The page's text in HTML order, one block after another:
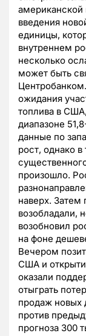
американской
введения
единицы,
внутреннем
несколько
может быть
ожидания
топлива в
диапазоне
данные по
рост, однако
произошло.
наверх. Затем
возобладали,
возобновил
на фоне
Вечером
США и
оказали
отыграть
продаж новых
против
прогноза 300